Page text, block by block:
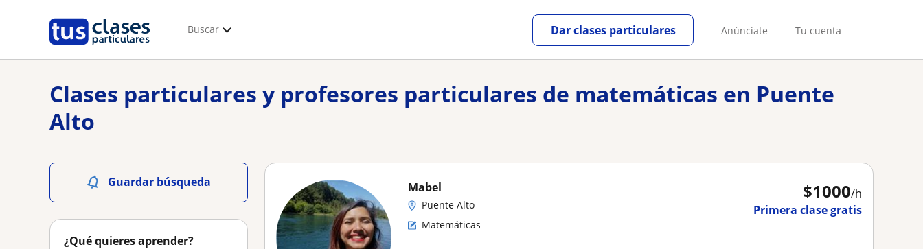
Buscar Anúnciate Tu cuenta
Dar clases particulares
Clases particulares y profesores particulares de matemáticas en Puente
Alto
Guardar búsqueda
¿Qué quieres aprender?
$1000/h
Primera clase gratis
Mabel
Puente Alto
Matemáticas